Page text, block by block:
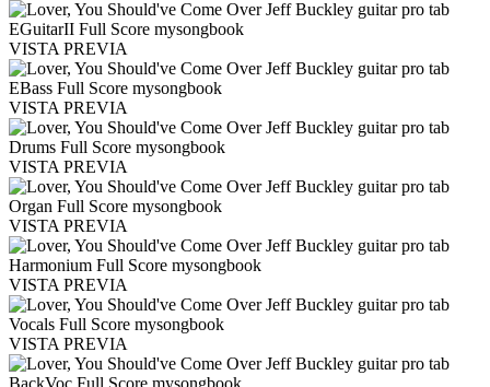
VISTA PREVIA
VISTA PREVIA
VISTA PREVIA
VISTA PREVIA
VISTA PREVIA
VISTA PREVIA